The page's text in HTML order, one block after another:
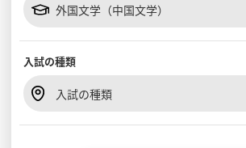
外国文学（中国文学）
入試の種類
入試の種類